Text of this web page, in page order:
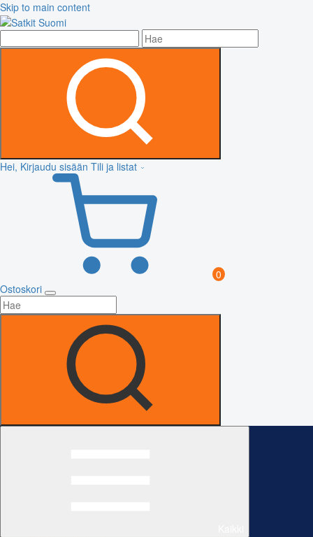
Skip to main content
Hei, Kirjaudu sisään Tili ja listat
0
Ostoskori